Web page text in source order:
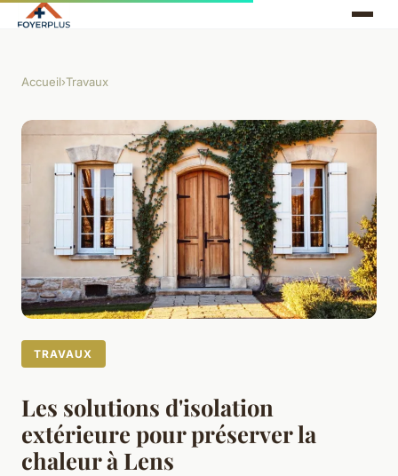
Accueil›Travaux
TRAVAUX
Les solutions d'isolation
extérieure pour préserver la
chaleur à Lens